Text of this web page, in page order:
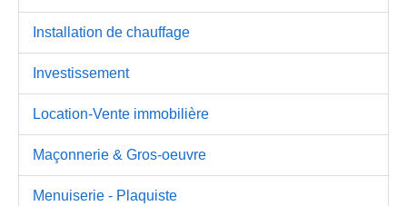
Installation de chauffage
Investissement
Location-Vente immobilière
Maçonnerie & Gros-oeuvre
Menuiserie - Plaquiste